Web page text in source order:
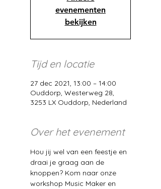
evenementen
bekijken
Tijd en locatie
27 dec 2021, 13:00 – 14:00
Ouddorp, Westerweg 28,
3253 LX Ouddorp, Nederland
Over het evenement
Hou jij wel van een feestje en
draai je graag aan de
knoppen? Kom naar onze
workshop Music Maker en